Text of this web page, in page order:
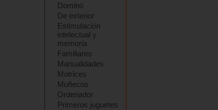
Dominó
De exterior
Estimulación
intelectual y
memoria
Familiares
Manualidades
Motrices
Muñecos
Ordenador
Primeros juguetes